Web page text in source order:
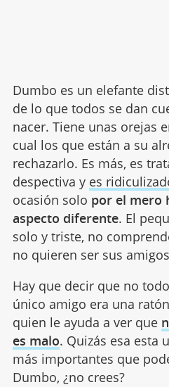
Dumbo es un elefante
de lo que todos se dan
nacer. Tiene unas orejas
cual los que están a su
rechazarlo. Es más, es
despectiva y es
ocasión solo por el mero
aspecto diferente. El
solo y triste, no
no quieren ser sus
Hay que decir que no
único amigo era una
quien le ayuda a ver que
es malo. Quizás esa esta
más importantes que
Dumbo, ¿no crees?